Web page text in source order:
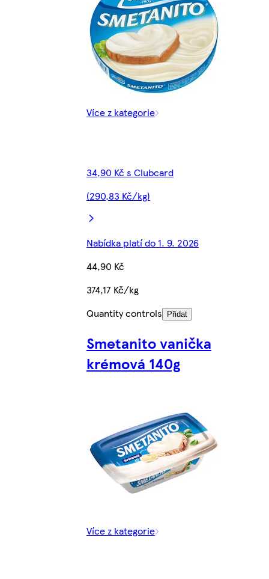
Více z kategorie
34,90 Kč s Clubcard
(290,83 Kč/kg)
Nabídka platí do 1. 9. 2026
44,90 Kč
374,17 Kč/kg
Quantity controls
Přidat
Smetanito vanička
krémová 140g
Více z kategorie